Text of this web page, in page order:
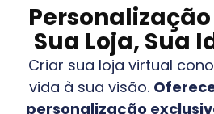
Sua Loja, Sua
Criar sua loja virtual
vida à sua visão.
personalização